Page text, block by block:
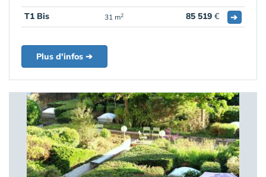
T1 Bis 31 m2 85 519 € ➔
Plus d'infos ➔